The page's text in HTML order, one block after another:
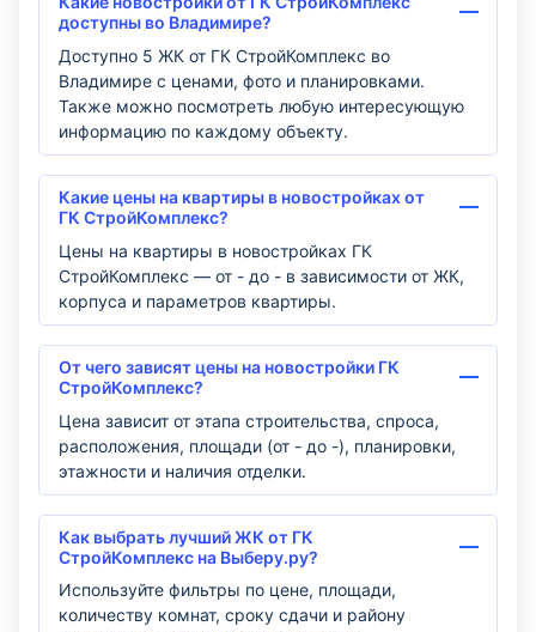
доступны во Владимире?
Доступно 5 ЖК от ГК СтройКомплекс во
Владимире с ценами, фото и планировками.
Также можно посмотреть любую интересующую
информацию по каждому объекту.
Какие цены на квартиры в новостройках от
ГК СтройКомплекс?
Цены на квартиры в новостройках ГК
СтройКомплекс — от - до - в зависимости от ЖК,
корпуса и параметров квартиры.
От чего зависят цены на новостройки ГК
СтройКомплекс?
Цена зависит от этапа строительства, спроса,
расположения, площади (от - до -), планировки,
этажности и наличия отделки.
Как выбрать лучший ЖК от ГК
СтройКомплекс на Выберу.ру?
Используйте фильтры по цене, площади,
количеству комнат, сроку сдачи и району